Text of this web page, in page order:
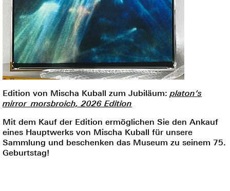
Edition von Mischa Kuball zum Jubiläum: platon’s
mirror_morsbroich, 2026 Edition
Mit dem Kauf der Edition ermöglichen Sie den Ankauf
eines Hauptwerks von Mischa Kuball für unsere
Sammlung und beschenken das Museum zu seinem 75.
Geburtstag!